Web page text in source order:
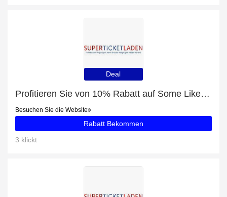
Deal
Profitieren Sie von 10% Rabatt auf Some Like It Hot tickets und andere 79-Angebote
Besuchen Sie die Website
Rabatt Bekommen
3 klickt